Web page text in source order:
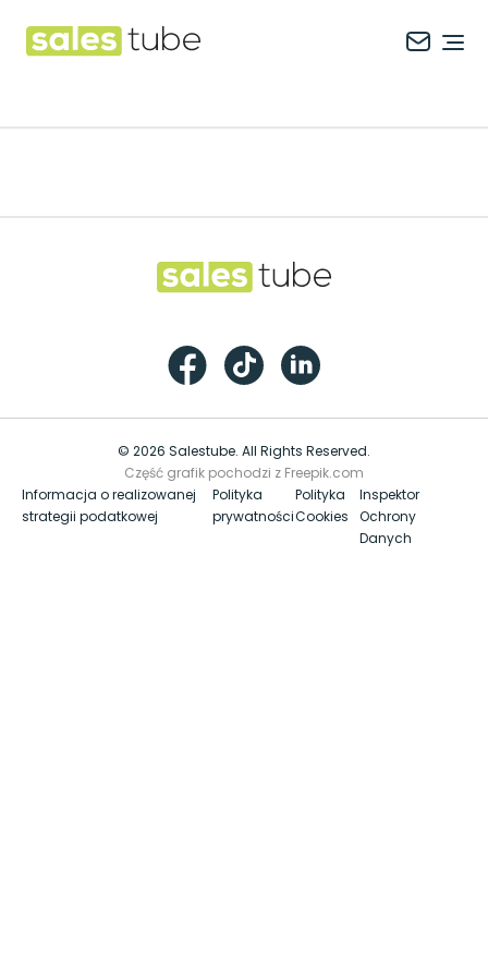
Salestube
Salestube
FacebookTikTok LinkedIn
© 2026 Salestube. All Rights Reserved.
Część grafik pochodzi z Freepik.com
Informacja o realizowanej
strategii podatkowej
Polityka
prywatności
Polityka
Cookies
Inspektor
Ochrony
Danych